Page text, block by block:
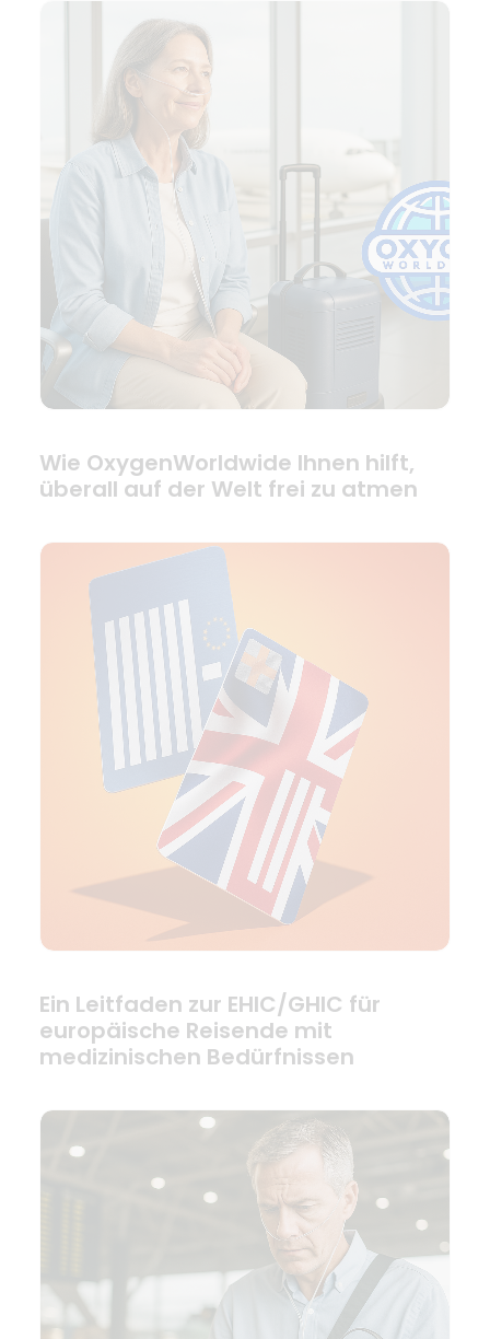
Wie OxygenWorldwide Ihnen hilft,
überall auf der Welt frei zu atmen
Ein Leitfaden zur EHIC/GHIC für
europäische Reisende mit
medizinischen Bedürfnissen